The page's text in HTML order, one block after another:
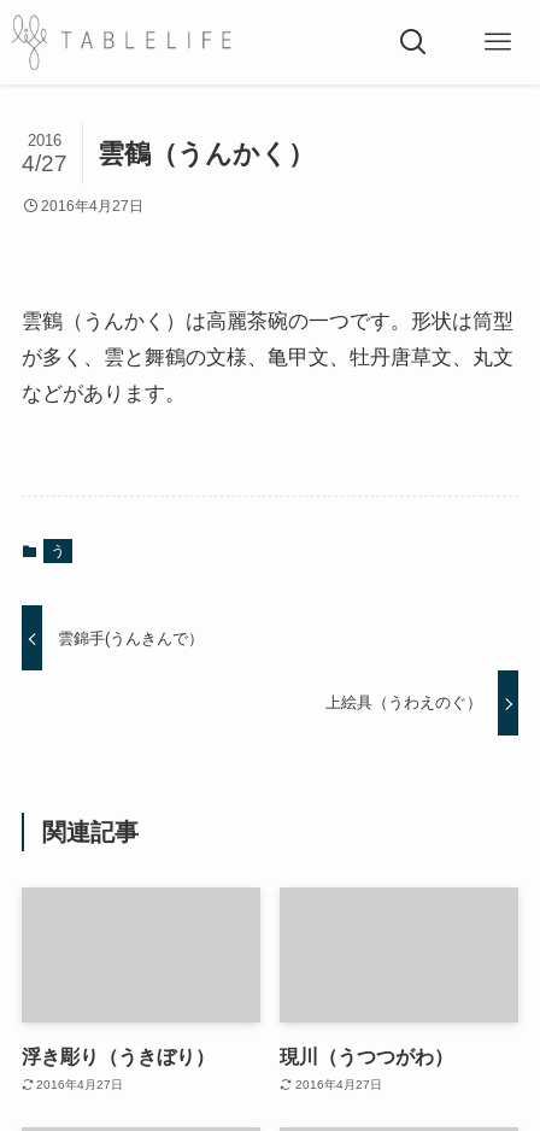
雲鶴（うんかく）
2016
4/27
2016年4月27日
雲鶴（うんかく）は高麗茶碗の一つです。形状は筒型
が多く、雲と舞鶴の文様、亀甲文、牡丹唐草文、丸文
などがあります。
う
雲錦手(うんきんで）
上絵具（うわえのぐ）
関連記事
浮き彫り（うきぼり）
2016年4月27日
現川（うつつがわ）
2016年4月27日